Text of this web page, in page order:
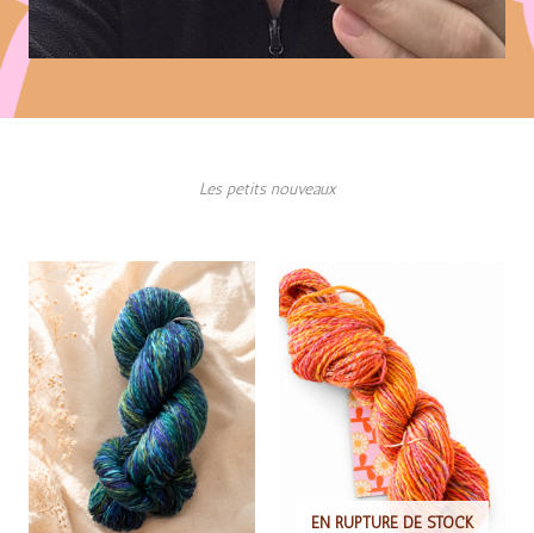
Les petits nouveaux
EN RUPTURE DE STOCK